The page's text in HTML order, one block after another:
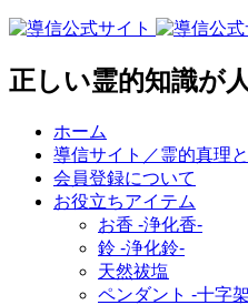
正しい霊的知識が
ホーム
導信サイト／霊的真理
会員登録について
お役立ちアイテム
お香 ‐浄化香‐
鈴 ‐浄化鈴‐
天然祓塩
ペンダント -十字